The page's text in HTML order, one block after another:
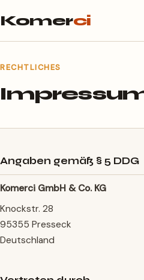
Komerci
RECHTLICHES
Angaben gemäß § 5 DDG
Komerci GmbH & Co. KG
Knockstr. 28
95355 Presseck
Deutschland